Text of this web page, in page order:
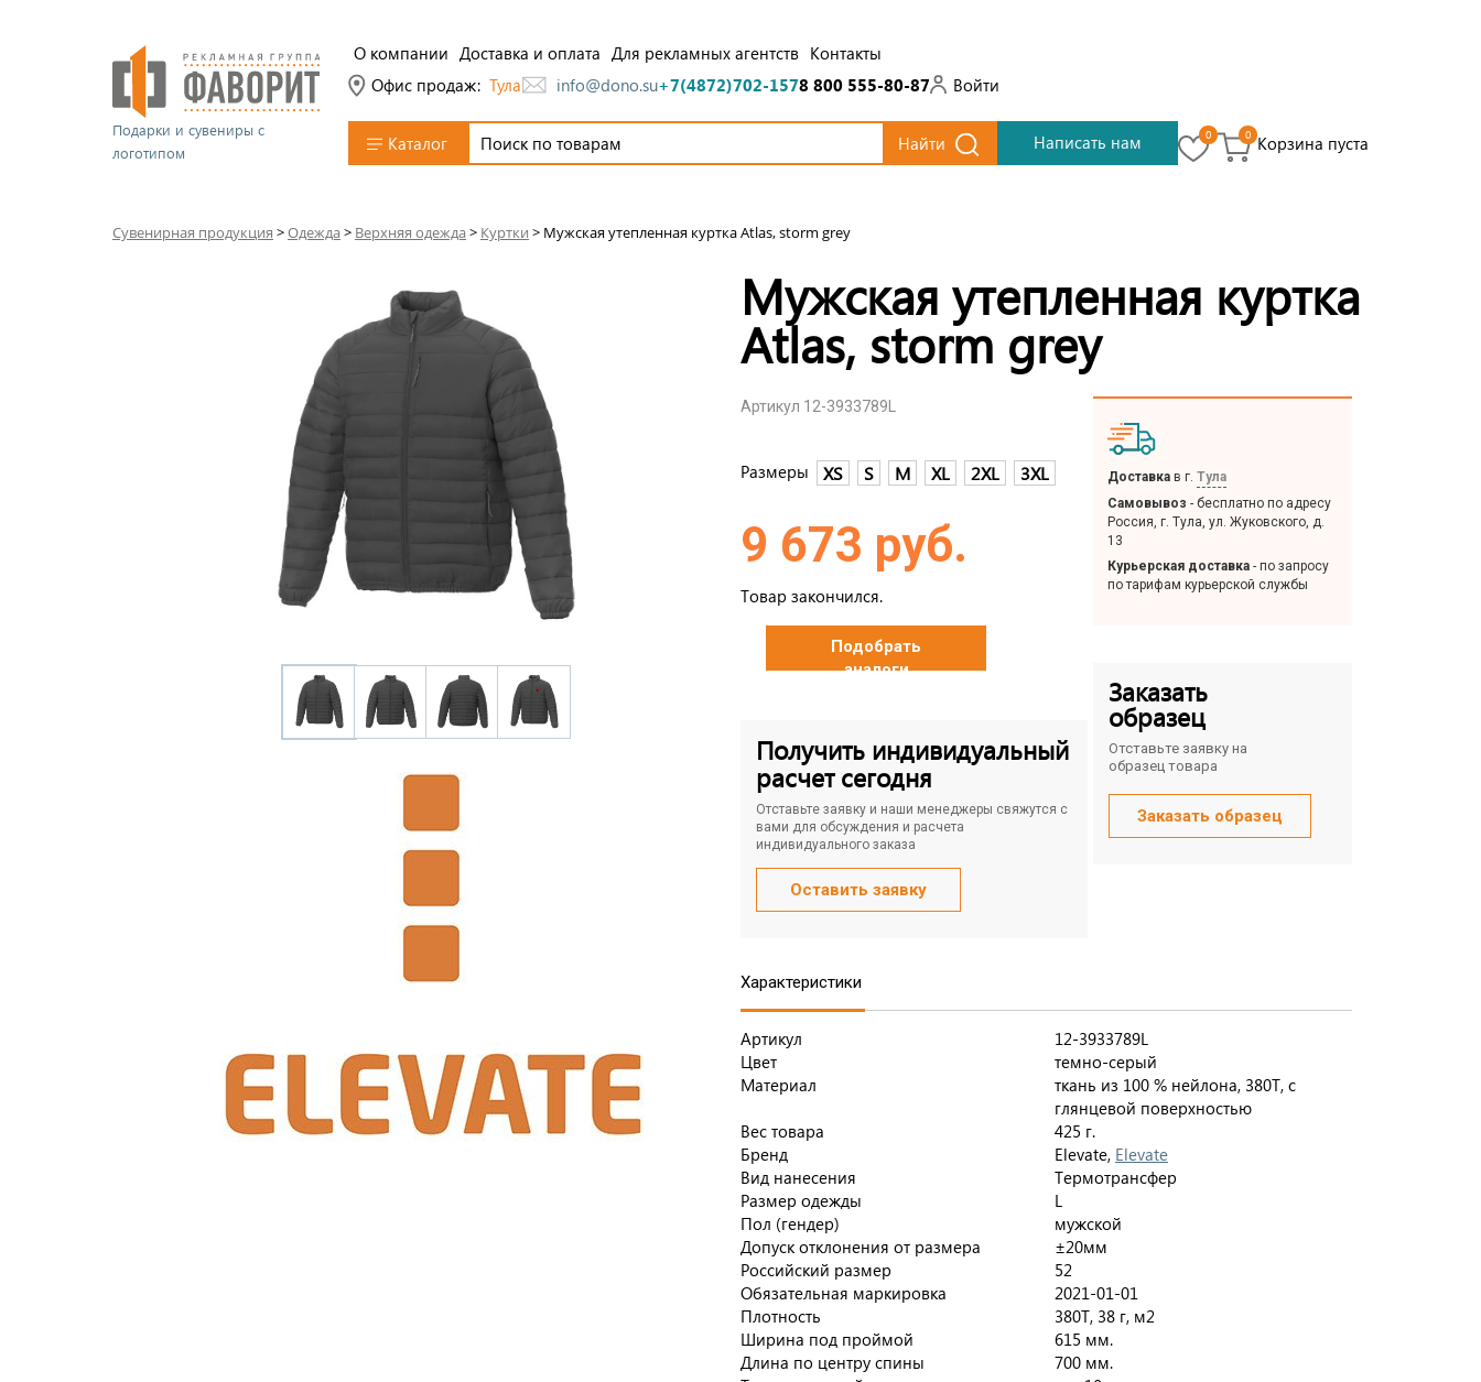
Подарки и сувениры с
логотипом
О компании Доставка и оплата Для рекламных агентств Контакты
Офис продаж: Тула info@dono.su+7(4872)702-1578 800 555-80-87 Войти
Каталог Найти Написать нам 0 0 Корзина пуста
Сувенирная продукция >Одежда> Верхняя одежда> Куртки > Мужская утепленная куртка Atlas, storm grey
Мужская утепленная куртка
Atlas, storm grey
Артикул 12-3933789L
Размеры XS S M XL 2XL 3XL
9 673 руб.
Товар закончился.
Подобрать
аналоги
Получить индивидуальный
расчет сегодня
Отставьте заявку и наши менеджеры свяжутся с
вами для обсуждения и расчета
индивидуального заказа
Оставить заявку
Доставка в г. Тула
Самовывоз - бесплатно по адресу
Россия, г. Тула, ул. Жуковского, д.
13
Курьерская доставка - по запросу
по тарифам курьерской службы
Заказать
образец
Отставьте заявку на
образец товара
Заказать образец
Характеристики
Артикул
12-3933789L
Цвет
темно-серый
Материал
ткань из 100 % нейлона, 380T, с
глянцевой поверхностью
Вес товара
425 г.
Бренд
Elevate, Elevate
Вид нанесения
Термотрансфер
Размер одежды
L
Пол (гендер)
мужской
Допуск отклонения от размера
±20мм
Российский размер
52
Обязательная маркировка
2021-01-01
Плотность
380T, 38 г, м2
Ширина под проймой
615 мм.
Длина по центру спины
700 мм.